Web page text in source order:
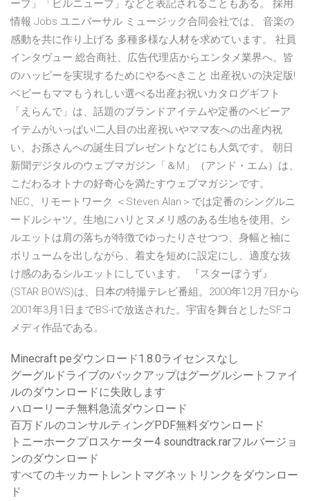
ーブ」「ビルニューブ」などと表記されることもある。 採用
情報 Jobs ユニバーサル ミュージック合同会社では、 音楽の
感動を共に作り上げる 多種多様な人材を求めています。 社員
インタヴュー 総合商社、広告代理店からエンタメ業界へ。皆
のハッピーを実現するためにやるべきこと 出産祝いの決定版!
ベビーもママもうれしい選べる出産お祝いカタログギフト
「えらんで」は、話題のブランドアイテムや定番のベビーア
イテムがいっぱい!二人目の出産祝いやママ友への出産内祝
い、お孫さんへの誕生日プレゼントなどにも人気です。 朝日
新聞デジタルのウェブマガジン「＆M」（アンド・エム）は、
こだわるオトナの好奇心を満たすウェブマガジンです。
NEC、リモートワーク ＜Steven Alan＞では定番のシングルニ
ードルシャツ。生地にハリとヌメリ感のある生地を使用。シ
ルエットは肩の落ちが特徴でゆったりさせつつ、身幅と袖に
ボリュームを出しながら、着丈を短めに設定にし、適度な抜
け感のあるシルエットにしています。 『スターぼうず』
(STAR BOWS)は、日本の特撮テレビ番組。2000年12月7日から
2001年3月1日までBS-iで放送された。宇宙を舞台としたSFコ
メディ作品である。
Minecraft peダウンロード1.8.0ライセンスなし
グーグルドライブのバックアップはグーグルシートファイ
ルのダウンロードに失敗します
ハローリーチ無料急流ダウンロード
百万ドルのコンサルティングPDF無料ダウンロード
トニーホークプロスケーター4 soundtrack.rarフルバージョ
ンのダウンロード
すべてのキッカートレントマグネットリンクをダウンロー
ド